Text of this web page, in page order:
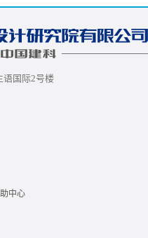
语国际2号楼
中心